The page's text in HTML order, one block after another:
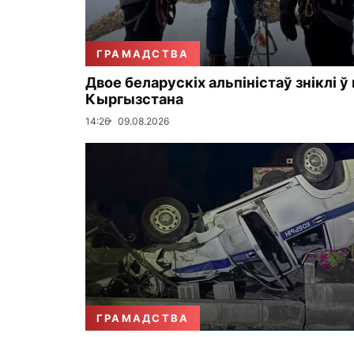
ГРАМАДСТВА
Двое беларускіх альпіністаў зніклі ў
Кыргызстана
14:26 09.08.2026
ГРАМАДСТВА